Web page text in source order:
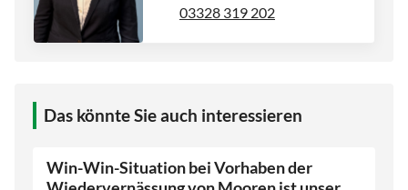
03328 319 202
Das könnte Sie auch interessieren
Win-Win-Situation bei Vorhaben der